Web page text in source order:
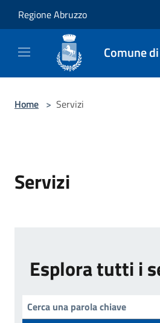
Regione Abruzzo
Comune
Home > Servizi
Servizi
Esplora tutti i